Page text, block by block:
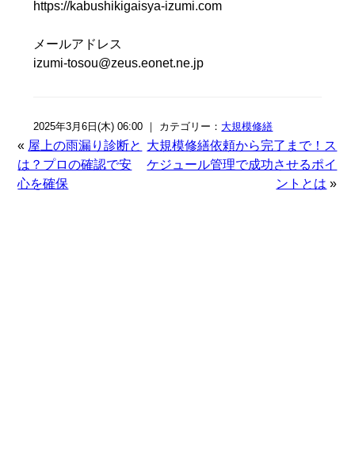
https://kabushikigaisya-izumi.com
メールアドレス
izumi-tosou@zeus.eonet.ne.jp
2025年3月6日(木) 06:00 ｜ カテゴリー： 大規模修繕
« 屋上の雨漏り診断と
は？プロの確認で安
心を確保
大規模修繕依頼から完了まで！ス
ケジュール管理で成功させるポイ
ントとは »